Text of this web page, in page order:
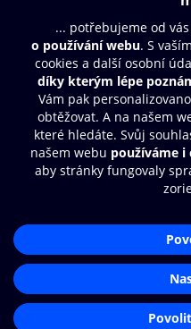
Obsah ke stažení
Moje O2 Knihovna
Další zábava
© O2 Czech Republic a.s.
Přístupnost
Zásady zpracování
Nastavení cookies
Čti